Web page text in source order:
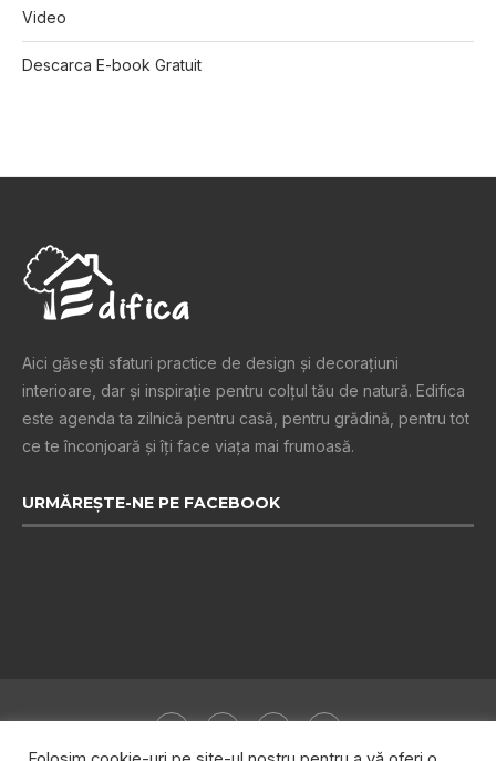
Video
Descarca E-book Gratuit
Aici găsești sfaturi practice de design şi decoraţiuni
interioare, dar și inspiraţie pentru colţul tău de natură. Edifica
este agenda ta zilnică pentru casă, pentru grădină, pentru tot
ce te înconjoară şi îţi face viaţa mai frumoasă.
URMĂREȘTE-NE PE FACEBOOK